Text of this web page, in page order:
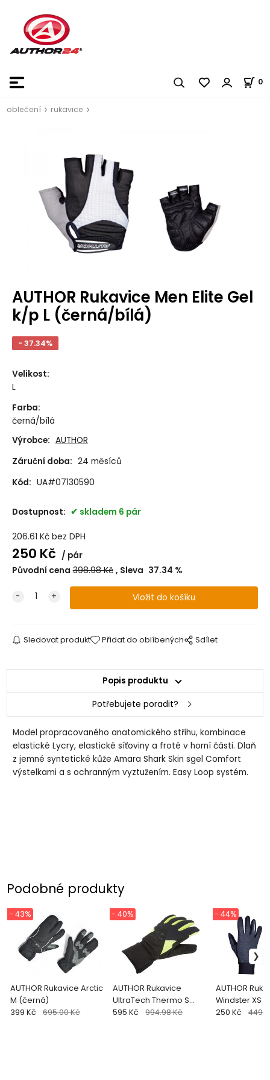
0
oblečení rukavice
AUTHOR Rukavice Men Elite Gel
k/p L (černá/bílá)
- 37.34%
Velikost:
L
Farba:
černá/bílá
Výrobce: AUTHOR
Záruční doba: 24 měsíců
Kód: UA#07130590
Dostupnost: skladem 6 pár
206.61 Kč bez DPH
250 Kč
pár
Původní cena 398.98Kč Sleva 37.34 %
Sledovat produkt Přidat do oblíbených Sdílet
Popis produktu
Potřebujete poradit?
Model propracovaného anatomického střihu, kombinace
elastické Lycry, elastické síťoviny a froté v horní části. Dlaň
z jemné syntetické kůže Amara Shark Skin sgel Comfort
výstelkami a s ochranným vyztužením. Easy Loop systém.
Podobné produkty
AUTHOR Rukavice Arctic
M (černá)
- 43%
399 Kč 695.00 Kč
AUTHOR Rukavice
UltraTech Thermo S
(černá/žlutá-neonová)
- 40%
595 Kč 994.98 Kč
AUTHOR
Windster XS
- 44%
250 Kč